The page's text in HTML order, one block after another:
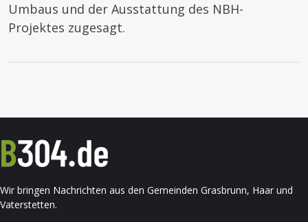
Umbaus und der Ausstattung des NBH-
Projektes zugesagt.
Wir bringen Nachrichten aus den Gemeinden Grasbrunn, Haar und
Vaterstetten.